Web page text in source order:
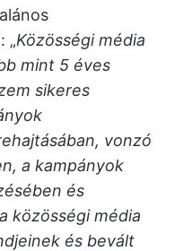
„Közösségi média
mint 5 éves
sikeres
vonzó
a kampányok
és
közösségi média
és bevált